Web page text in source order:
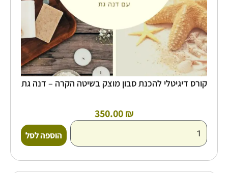
קורס דיגיטלי להכנת סבון מוצק בשיטה הקרה – דנה גת
350.00₪
הוספה לסל